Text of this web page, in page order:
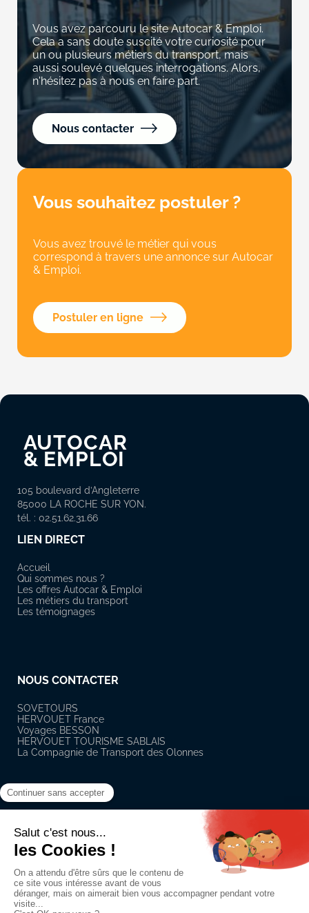
Vous avez parcouru le site Autocar & Emploi.
Cela a sans doute suscité votre curiosité pour
un ou plusieurs métiers du transport, mais
aussi soulevé quelques interrogations. Alors,
n'hésitez pas à nous en faire part.
Nous contacter
Vous souhaitez postuler ?
Vous avez trouvé le métier qui vous
correspond à travers une annonce sur Autocar
& Emploi.
Postuler en ligne
AUTOCAR
& EMPLOI
105 boulevard d’Angleterre
85000 LA ROCHE SUR YON.
tél. : 02.51.62.31.66
LIEN DIRECT
Accueil
Qui sommes nous ?
Les offres Autocar & Emploi
Les métiers du transport
Les témoignages
NOUS CONTACTER
SOVETOURS
HERVOUET France
Voyages BESSON
HERVOUET TOURISME SABLAIS
La Compagnie de Transport des Olonnes
Suivez notre actualité sur les réseaux sociaux
Facebook Linkedin Youtube